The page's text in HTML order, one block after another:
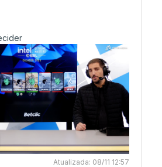
Atualizada: 08/11 12:57